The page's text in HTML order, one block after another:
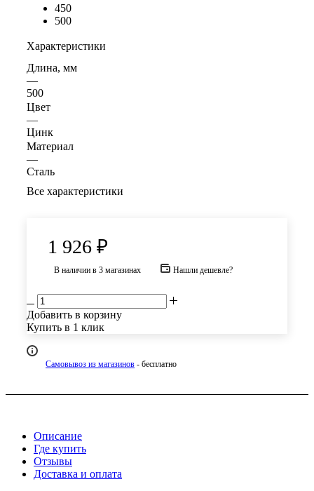
450
500
Характеристики
Длина, мм
—
500
Цвет
—
Цинк
Материал
—
Сталь
Все характеристики
1 926 ₽
В наличии в 3 магазинах Нашли дешевле?
Добавить в корзину
Купить в 1 клик
Самовывоз из магазинов - бесплатно
Описание
Где купить
Отзывы
Доставка и оплата